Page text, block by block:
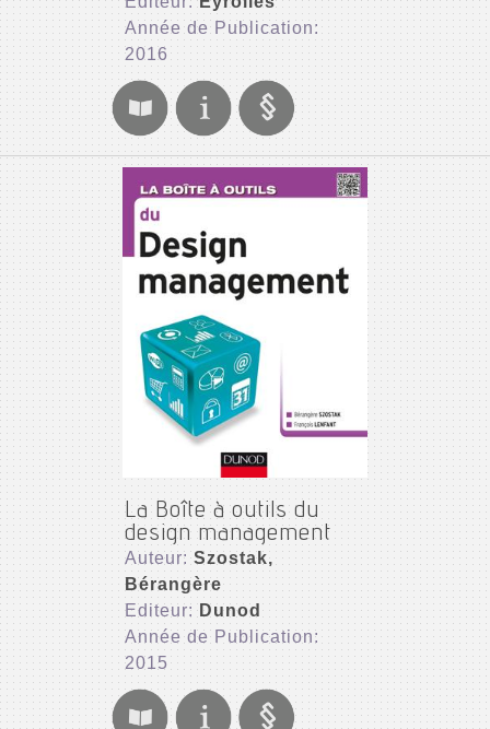
Année de Publication:
2016
La Boîte à outils du
design management
Auteur:Szostak,
Bérangère
Editeur: Dunod
Année de Publication:
2015